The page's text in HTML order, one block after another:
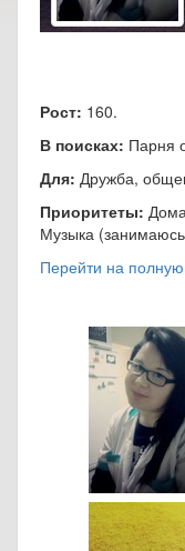
Рост: 160.
В поисках: Парня
Для: Дружба,
Приоритеты:
Музыка
Перейти на полную